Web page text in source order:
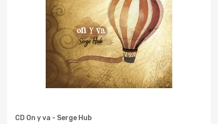
CD On y va - Serge Hub